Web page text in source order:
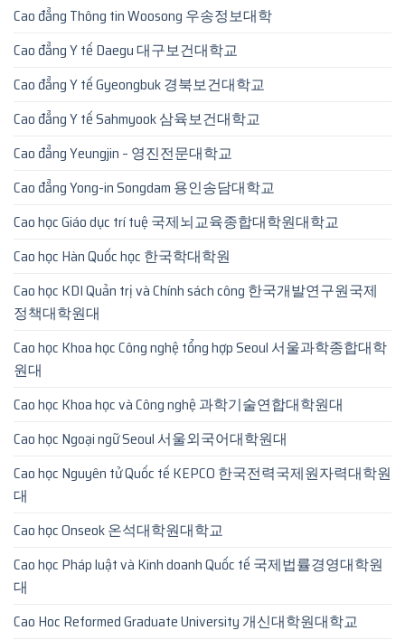
Cao đẳng Thông tin Woosong 우송정보대학
Cao đẳng Y tế Daegu 대구보건대학교
Cao đẳng Y tế Gyeongbuk 경북보건대학교
Cao đẳng Y tế Sahmyook 삼육보건대학교
Cao đẳng Yeungjin – 영진전문대학교
Cao đẳng Yong-in Songdam 용인송담대학교
Cao học Giáo dục trí tuệ 국제뇌교육종합대학원대학교
Cao học Hàn Quốc học 한국학대학원
Cao học KDI Quản trị và Chính sách công 한국개발연구원국제
정책대학원대
Cao học Khoa học Công nghệ tổng hợp Seoul 서울과학종합대학
원대
Cao học Khoa học và Công nghệ 과학기술연합대학원대
Cao học Ngoại ngữ Seoul 서울외국어대학원대
Cao học Nguyên tử Quốc tế KEPCO 한국전력국제원자력대학원
대
Cao học Onseok 온석대학원대학교
Cao học Pháp luật và Kinh doanh Quốc tế 국제법률경영대학원
대
Cao Hoc Reformed Graduate University 개신대학원대학교